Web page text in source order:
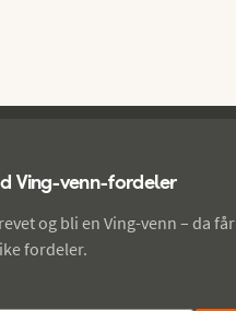
Ving-venn-fordeler
og bli en Ving-venn – da får
fordeler.